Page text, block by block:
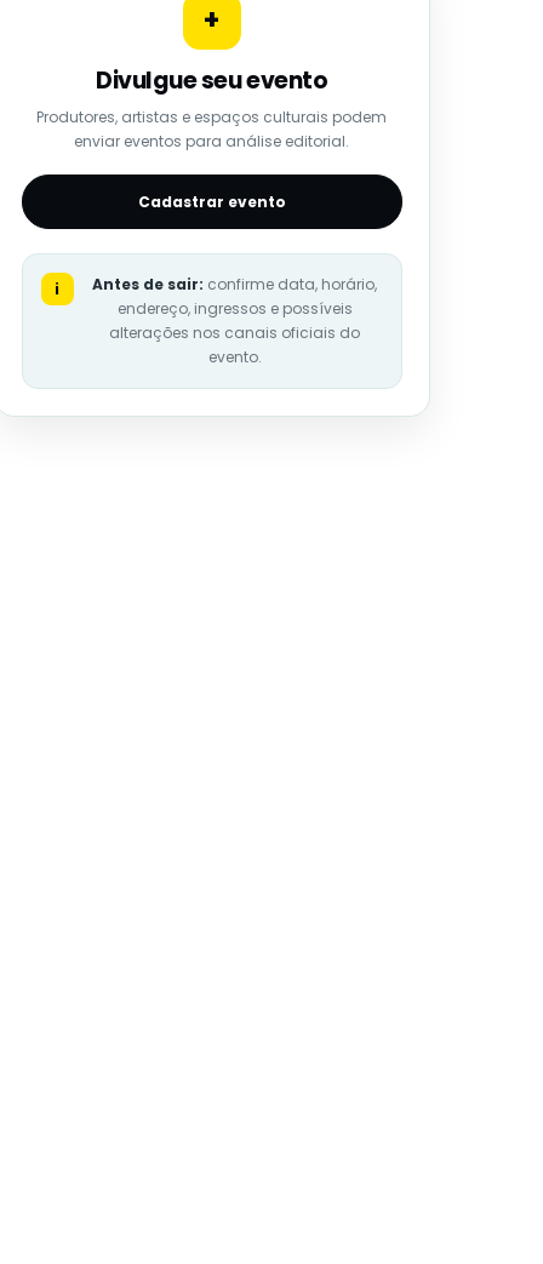
+
Divulgue seu evento
Produtores, artistas e espaços culturais podem
enviar eventos para análise editorial.
Cadastrar evento
i Antes de sair: confirme data, horário,
endereço, ingressos e possíveis
alterações nos canais oficiais do
evento.